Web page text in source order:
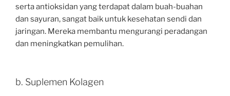
serta antioksidan yang terdapat dalam buah-buahan
dan sayuran, sangat baik untuk kesehatan sendi dan
jaringan. Mereka membantu mengurangi peradangan
dan meningkatkan pemulihan.
b. Suplemen Kolagen